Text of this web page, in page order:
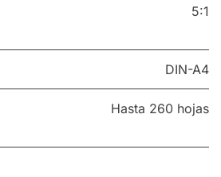
5:1
DIN-A4
Hasta 260 hojas